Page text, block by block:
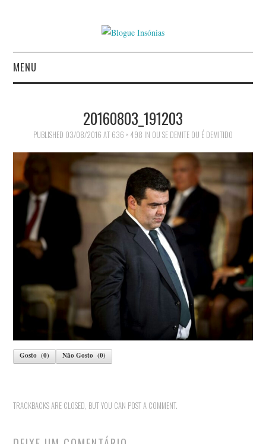
MENU
CONTACTO
POLÍTICA DE
PRIVACIDADE
20160803_191203
PUBLISHED 03/08/2016 AT 636 × 498 IN OU SE DEMITE OU É DEMITIDO
Gosto (0) Não Gosto (0)
TRACKBACKS ARE CLOSED, BUT YOU CAN POST A COMMENT.